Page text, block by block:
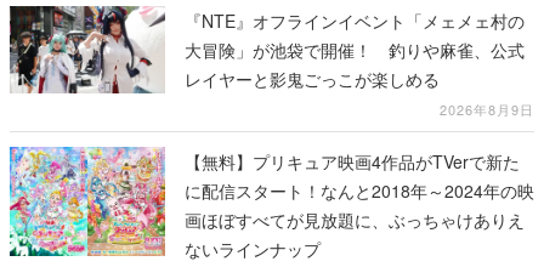
『NTE』オフラインイベント「メェメェ村の
大冒険」が池袋で開催！ 釣りや麻雀、公式
レイヤーと影鬼ごっこが楽しめる
2026年8月9日
【無料】プリキュア映画4作品がTVerで新た
に配信スタート！なんと2018年～2024年の映
画ほぼすべてが見放題に、ぶっちゃけありえ
ないラインナップ